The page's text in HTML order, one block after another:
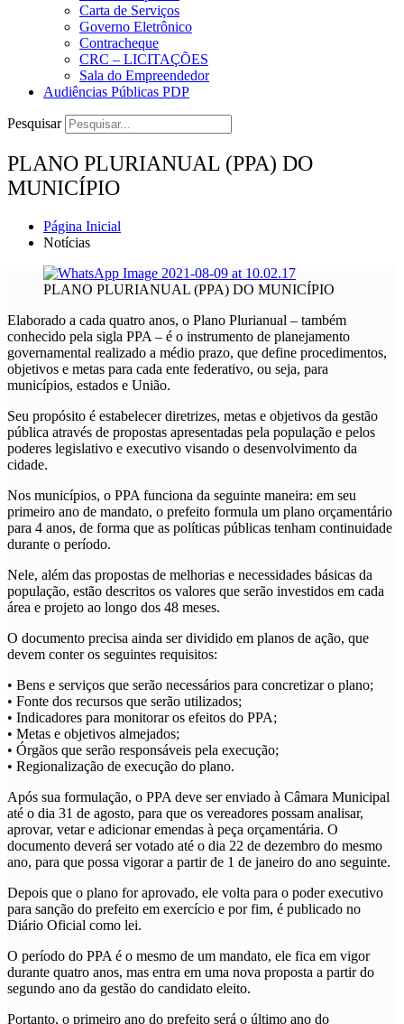
Carta de Serviços
Governo Eletrônico
Contracheque
CRC – LICITAÇÕES
Sala do Empreendedor
Audiências Públicas PDP
Pesquisar
PLANO PLURIANUAL (PPA) DO
MUNICÍPIO
Página Inicial
Notícias
PLANO PLURIANUAL (PPA) DO MUNICÍPIO
Elaborado a cada quatro anos, o Plano Plurianual – também
conhecido pela sigla PPA – é o instrumento de planejamento
governamental realizado a médio prazo, que define procedimentos,
objetivos e metas para cada ente federativo, ou seja, para
municípios, estados e União.
Seu propósito é estabelecer diretrizes, metas e objetivos da gestão
pública através de propostas apresentadas pela população e pelos
poderes legislativo e executivo visando o desenvolvimento da
cidade.
Nos municípios, o PPA funciona da seguinte maneira: em seu
primeiro ano de mandato, o prefeito formula um plano orçamentário
para 4 anos, de forma que as políticas públicas tenham continuidade
durante o período.
Nele, além das propostas de melhorias e necessidades básicas da
população, estão descritos os valores que serão investidos em cada
área e projeto ao longo dos 48 meses.
O documento precisa ainda ser dividido em planos de ação, que
devem conter os seguintes requisitos:
• Bens e serviços que serão necessários para concretizar o plano;
• Fonte dos recursos que serão utilizados;
• Indicadores para monitorar os efeitos do PPA;
• Metas e objetivos almejados;
• Órgãos que serão responsáveis pela execução;
• Regionalização de execução do plano.
Após sua formulação, o PPA deve ser enviado à Câmara Municipal
até o dia 31 de agosto, para que os vereadores possam analisar,
aprovar, vetar e adicionar emendas à peça orçamentária. O
documento deverá ser votado até o dia 22 de dezembro do mesmo
ano, para que possa vigorar a partir de 1 de janeiro do ano seguinte.
Depois que o plano for aprovado, ele volta para o poder executivo
para sanção do prefeito em exercício e por fim, é publicado no
Diário Oficial como lei.
O período do PPA é o mesmo de um mandato, ele fica em vigor
durante quatro anos, mas entra em uma nova proposta a partir do
segundo ano da gestão do candidato eleito.
Portanto, o primeiro ano do prefeito será o último ano do